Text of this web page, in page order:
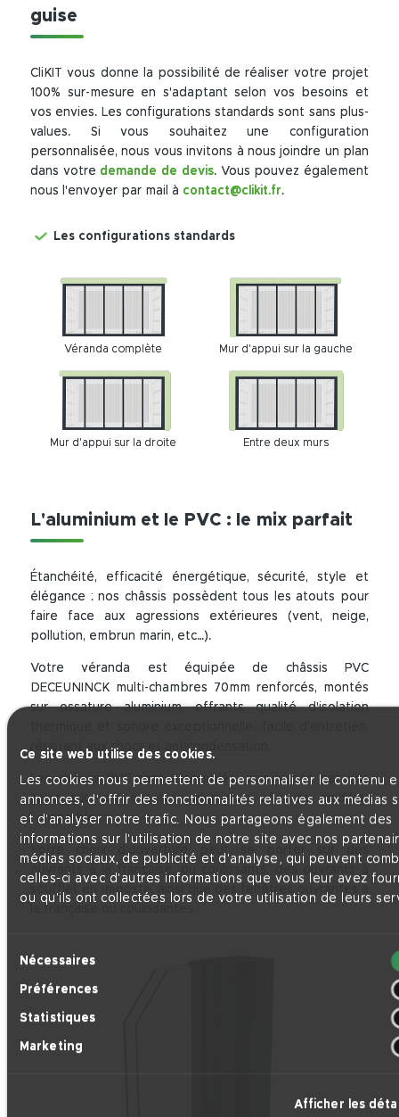
Ce site web utilise des cookies.
Les cookies nous permettent de personnaliser le contenu
annonces, d'offrir des fonctionnalités relatives aux médias
et d'analyser notre trafic. Nous partageons également des
informations sur l'utilisation de notre site avec nos
médias sociaux, de publicité et d'analyse, qui peuvent
celles-ci avec d'autres informations que vous leur avez
ou qu'ils ont collectées lors de votre utilisation de leurs
Sélection
Nécessaires
Préférences
Statistiques
Marketing
Afficher les
guise
CliKIT vous donne la possibilité de réaliser votre projet
100% sur-mesure en s'adaptant selon vos besoins et
vos envies. Les configurations standards sont sans plus-
values. Si vous souhaitez une configuration
personnalisée, nous vous invitons à nous joindre un plan
dans votre demande de devis. Vous pouvez également
nous l'envoyer par mail à contact@clikit.fr.
Les configurations standards
Véranda complète Mur d'appui sur la gauche
Mur d'appui sur la droite Entre deux murs
L'aluminium et le PVC : le mix parfait
Étanchéité, efficacité énergétique, sécurité, style et
élégance : nos châssis possèdent tous les atouts pour
faire face aux agressions extérieures (vent, neige,
pollution, embrun marin, etc…).
Votre véranda est équipée de châssis PVC
DECEUNINCK multi-chambres 70mm renforcés, montés
sur ossature aluminium, offrants qualité d'isolation
résistant aux chocs et anticondensation.
Les châssis PVC sont assemblés, puis vissés par vos
soins sur une ossature aluminium afin de rigidifier
l’ensemble.
Votre choix d’ouverture peut se porter sur des
ouvrants à la française, ou coulissants, des ouvrants à
soufflet en imposte, ainsi que des fenêtres ouvrantes à